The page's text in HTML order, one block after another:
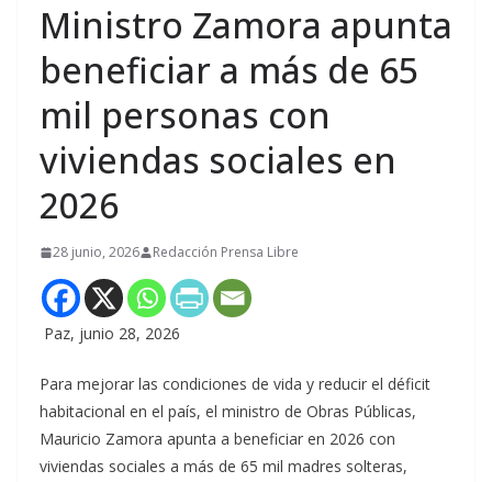
Ministro Zamora apunta
beneficiar a más de 65
mil personas con
viviendas sociales en
2026
28 junio, 2026 Redacción Prensa Libre
Paz, junio 28, 2026
Para mejorar las condiciones de vida y reducir el déficit
habitacional en el país, el ministro de Obras Públicas,
Mauricio Zamora apunta a beneficiar en 2026 con
viviendas sociales a más de 65 mil madres solteras,